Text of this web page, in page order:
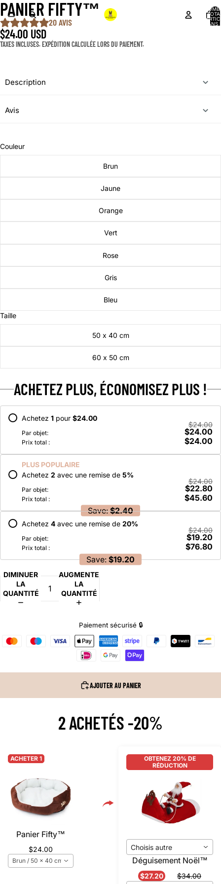
DANS
PANIER FIFTY™️
20 AVIS
$24.00 USD
TAXES INCLUSES. EXPÉDITION CALCULÉE LORS DU PAIEMENT.
Description
Avis
Couleur
Brun
Jaune
Orange
Vert
Rose
Gris
Bleu
Taille
50 x 40 cm
60 x 50 cm
ACHETEZ PLUS, ÉCONOMISEZ PLUS !
Achetez 1 pour $24.00
Par objet:
$24.00
$24.00
Prix total : $24.00
PLUS POPULAIRE
Achetez 2 avec une remise de 5%
Par objet:
$24.00
$22.80
Prix total :
$45.60
Save: $2.40
Achetez 4 avec une remise de 20%
Par objet:
$24.00
$19.20
Prix total :
$76.80
Save: $19.20
DIMINUER
LA
QUANTITÉ
AUGMENTER
LA
QUANTITÉ
Paiement sécurisé 🔒
AJOUTER AU PANIER
2 ACHETÉS -20%
ACHETER 1
Panier Fifty™️
$24.00
Brun / 50 x 40 cm
OBTENEZ 20% DE
RÉDUCTION
Choisis autre
Déguisement Noël™️
$27.20 $34.00